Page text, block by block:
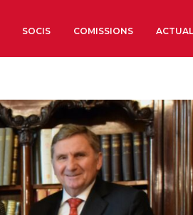
Òrgans de Govern
Òrgans Consultius
Estructura Executiva
Institut d’Estudis
Societat Barcelonesa
SOCIS COMISSIONS